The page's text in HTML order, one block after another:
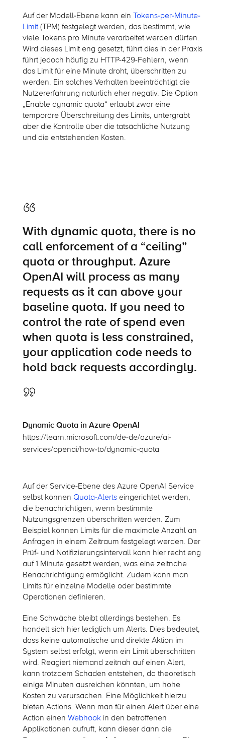
Auf der Modell-Ebene kann ein Tokens-per-Minute-
Limit(TPM) festgelegt werden, das bestimmt, wie
viele Tokens pro Minute verarbeitet werden dürfen.
Wird dieses Limit eng gesetzt, führt dies in der Praxis
führt jedoch häufig zu HTTP-429-Fehlern, wenn
das Limit für eine Minute droht, überschritten zu
werden. Ein solches Verhalten beeinträchtigt die
Nutzererfahrung natürlich eher negativ. Die Option
„Enable dynamic quota“ erlaubt zwar eine
temporäre Überschreitung des Limits, untergräbt
aber die Kontrolle über die tatsächliche Nutzung
und die entstehenden Kosten.
With dynamic quota, there is no
call enforcement of a “ceiling”
quota or throughput. Azure
OpenAI will process as many
requests as it can above your
baseline quota. If you need to
control the rate of spend even
when quota is less constrained,
your application code needs to
hold back requests accordingly.
Dynamic Quota in Azure OpenAI
https://learn.microsoft.com/de-de/azure/ai-
services/openai/how-to/dynamic-quota
Auf der Service-Ebene des Azure OpenAI Service
selbst können Quota-Alertseingerichtet werden,
die benachrichtigen, wenn bestimmte
Nutzungsgrenzen überschritten werden. Zum
Beispiel können Limits für die maximale Anzahl an
Anfragen in einem Zeitraum festgelegt werden. Der
Prüf- und Notifizierungsintervall kann hier recht eng
auf 1 Minute gesetzt werden, was eine zeitnahe
Benachrichtigung ermöglicht. Zudem kann man
Limits für einzelne Modelle oder bestimmte
Operationen definieren.
Eine Schwäche bleibt allerdings bestehen. Es
handelt sich hier lediglich um Alerts. Dies bedeutet,
dass keine automatische und direkte Aktion im
System selbst erfolgt, wenn ein Limit überschritten
wird. Reagiert niemand zeitnah auf einen Alert,
kann trotzdem Schaden entstehen, da theoretisch
einige Minuten ausreichen könnten, um hohe
Kosten zu verursachen. Eine Möglichkeit hierzu
bieten Actions. Wenn man für einen Alert über eine
Action einen Webhookin den betroffenen
Applikationen aufruft, kann dieser dann die